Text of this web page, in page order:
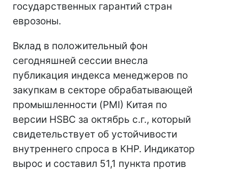
государственных гарантий стран
еврозоны.
Вклад в положительный фон
сегодняшней сессии внесла
публикация индекса менеджеров по
закупкам в секторе обрабатывающей
промышленности (PMI) Китая по
версии HSBC за октябрь с.г., который
свидетельствует об устойчивости
внутреннего спроса в КНР. Индикатор
вырос и составил 51,1 пункта против